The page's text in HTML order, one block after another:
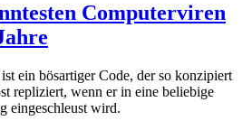
Computerviren
ein bösartiger Code, der so konzipiert
repliziert, wenn er in eine beliebige
eingeschleust wird.